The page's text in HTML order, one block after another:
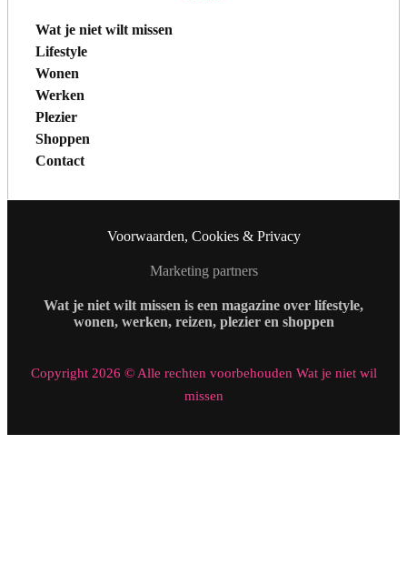
Wat je niet wilt missen
Lifestyle
Wonen
Werken
Plezier
Shoppen
Contact
Voorwaarden, Cookies & Privacy
Marketing partners
Wat je niet wilt missen is een magazine over lifestyle,
wonen, werken, reizen, plezier en shoppen
Copyright 2026 © Alle rechten voorbehouden Wat je niet wil
missen